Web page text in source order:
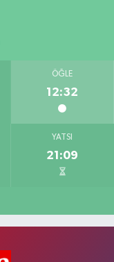
ÖĞLE
12:32
YATSI
21:09